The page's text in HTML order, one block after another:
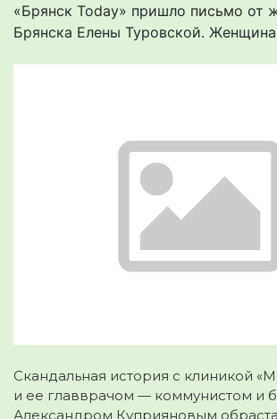
«Брянск Today» пришло письмо от
Брянска Елены Туровской. Женщина
Скандальная история с клиникой
и ее главврачом — коммунистом и
Александром Куприяновым